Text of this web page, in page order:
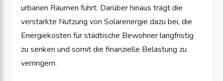
urbanen Räumen führt. Darüber hinaus trägt die
verstärkte Nutzung von Solarenergie dazu bei, die
Energiekosten für städtische Bewohner langfristig
zu senken und somit die finanzielle Belastung zu
verringern.